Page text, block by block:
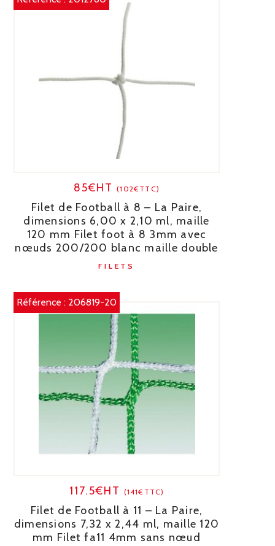
85€HT(102€TTC)
Filet de Football à 8 – La Paire,
dimensions 6,00 x 2,10 ml, maille
120 mm Filet foot à 8 3mm avec
nœuds 200/200 blanc maille double
FILETS
Référence : 206819-20
117.5€HT (141€TTC)
Filet de Football à 11 – La Paire,
dimensions 7,32 x 2,44 ml, maille 120
mm Filet fa11 4mm sans nœud